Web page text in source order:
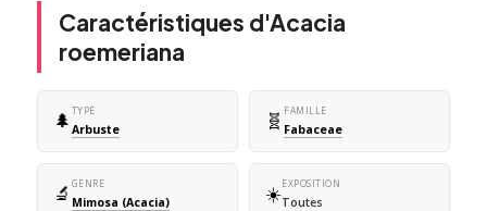
Caractéristiques d'Acacia
roemeriana
🌲 TYPE
Arbuste 🧬 FAMILLE
Fabaceae
🔬 GENRE
Mimosa (Acacia) ☀️EXPOSITION
Toutes